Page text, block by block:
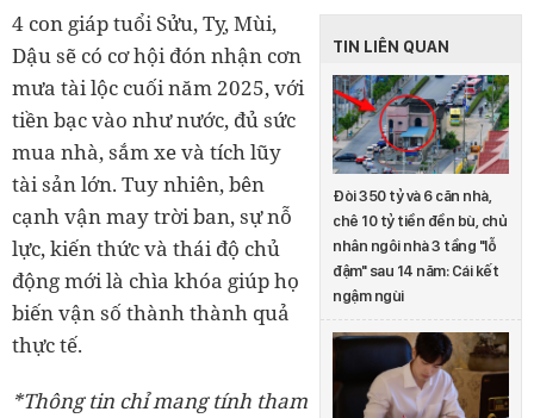
TIN LIÊN QUAN
Đòi 350 tỷ và 6 căn nhà,
chê 10 tỷ tiền đền bù, chủ
nhân ngôi nhà 3 tầng "lỗ
đậm" sau 14 năm: Cái kết
ngậm ngùi
4 con giáp tuổi Sửu, Tỵ, Mùi,
Dậu sẽ có cơ hội đón nhận cơn
mưa tài lộc cuối năm 2025, với
tiền bạc vào như nước, đủ sức
mua nhà, sắm xe và tích lũy
tài sản lớn. Tuy nhiên, bên
cạnh vận may trời ban, sự nỗ
lực, kiến thức và thái độ chủ
động mới là chìa khóa giúp họ
biến vận số thành thành quả
thực tế.
*Thông tin chỉ mang tính tham